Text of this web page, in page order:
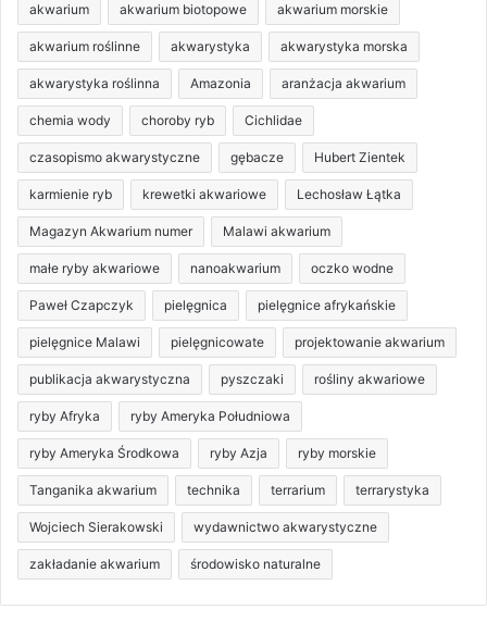
akwarium akwarium biotopowe akwarium morskie
akwarium roślinne akwarystyka akwarystyka morska
akwarystyka roślinna Amazonia aranżacja akwarium
chemia wody choroby ryb Cichlidae
czasopismo akwarystyczne gębacze Hubert Zientek
karmienie ryb krewetki akwariowe Lechosław Łątka
Magazyn Akwarium numer Malawi akwarium
małe ryby akwariowe nanoakwarium oczko wodne
Paweł Czapczyk pielęgnica pielęgnice afrykańskie
pielęgnice Malawi pielęgnicowate projektowanie akwarium
publikacja akwarystyczna pyszczaki rośliny akwariowe
ryby Afryka ryby Ameryka Południowa
ryby Ameryka Środkowa ryby Azja ryby morskie
Tanganika akwarium technika terrarium terrarystyka
Wojciech Sierakowski wydawnictwo akwarystyczne
zakładanie akwarium środowisko naturalne